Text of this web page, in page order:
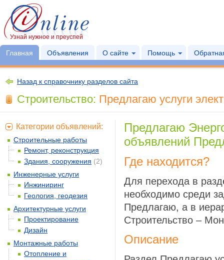
Узнай нужное и преуспей
Главная Объявления О сайте Помощь
Назад к справочнику разделов сайта
Строительство: Предлагаю услуги
Предлагаю
объявлений
Где находится?
Для перехода в
необходимо среди
Предлагаю, а в
Строительство –
Описание
Категории объявлений:
Строительные работы
Ремонт, реконструкция
Здания, сооружения (2)
Инженерные услуги
Инжиниринг
Геология, геодезия
Архитектурные услуги
Проектирование
Дизайн
Монтажные работы
Отопление и